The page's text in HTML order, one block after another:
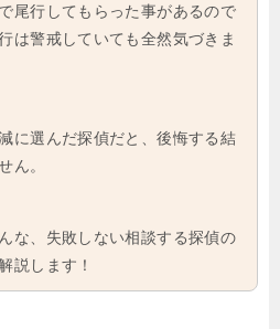
尾行してもらった事があるので
は警戒していても全然気づきま
に選んだ探偵だと、後悔する結
ん。
な、失敗しない相談する探偵の
説します！